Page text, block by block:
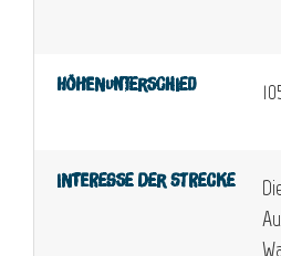
Höhenunterschied
Interesse der Strecke